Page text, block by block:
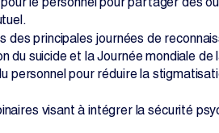
des principales journées de
du suicide et la Journée mondiale de
personnel pour réduire la
visant à intégrer la sécurité